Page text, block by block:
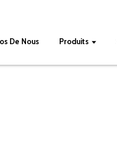
De Nous Produits